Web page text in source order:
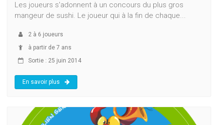
Les joueurs s'adonnent à un concours du plus gros
mangeur de sushi. Le joueur qui à la fin de chaque...
2 à 6 joueurs
à partir de 7 ans
Sortie : 25 juin 2014
En savoir plus